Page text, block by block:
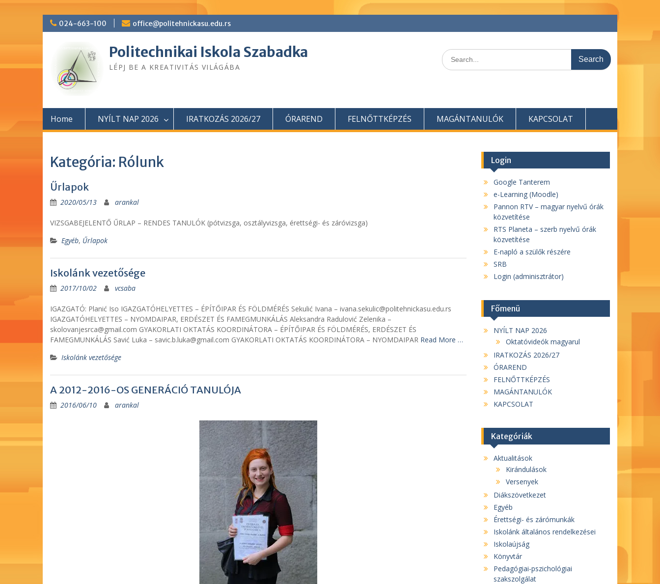
Skip
to
024-663-100 office@politehnickasu.edu.rs
Politechnikai Iskola Szabadka
LÉPJ BE A KREATIVITÁS VILÁGÁBA
Search
for:
Home NYÍLT NAP 2026 IRATKOZÁS 2026/27 ÓRAREND FELNŐTTKÉPZÉS MAGÁNTANULÓK KAPCSOLAT
Kategória: Rólunk
Űrlapok
2020/05/13 arankal
VIZSGABEJELENTŐ ŰRLAP – RENDES TANULÓK (pótvizsga, osztályvizsga, érettségi- és záróvizsga)
Egyéb, Űrlapok
Iskolánk vezetősége
2017/10/02 vcsaba
IGAZGATÓ: Planić Iso IGAZGATÓHELYETTES – ÉPÍTŐIPAR ÉS FÖLDMÉRÉS Sekulić Ivana – ivana.sekulic@politehnickasu.edu.rs
IGAZGATÓHELYETTES – NYOMDAIPAR, ERDÉSZET ÉS FAMEGMUNKÁLÁS Aleksandra Radulović Zelenika –
skolovanjesrca@gmail.com GYAKORLATI OKTATÁS KOORDINÁTORA – ÉPÍTŐIPAR ÉS FÖLDMÉRÉS, ERDÉSZET ÉS
FAMEGMUNKÁLÁS Savić Luka – savic.b.luka@gmail.com GYAKORLATI OKTATÁS KOORDINÁTORA – NYOMDAIPAR Read More …
Iskolánk vezetősége
A 2012-2016-OS GENERÁCIÓ TANULÓJA
2016/06/10 arankal
Login
Google Tanterem
e-Learning (Moodle)
Pannon RTV – magyar nyelvű órák
közvetítése
RTS Planeta – szerb nyelvű órák
közvetítése
E-napló a szülők részére
SRB
Login (adminisztrátor)
Főmenü
NYÍLT NAP 2026
Oktatóvideók magyarul
IRATKOZÁS 2026/27
ÓRAREND
FELNŐTTKÉPZÉS
MAGÁNTANULÓK
KAPCSOLAT
Kategóriák
Aktualitások
Kirándulások
Versenyek
Diákszövetkezet
Egyéb
Érettségi- és zárómunkák
Iskolánk általános rendelkezései
Iskolaújság
Könyvtár
Pedagógiai-pszichológiai
szakszolgálat